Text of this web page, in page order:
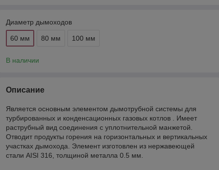
Диаметр дымоходов
60 мм 80 мм 100 мм
В наличии
Описание
Является основным элементом дымотрубной системы для
турбированных и конденсационных газовых котлов . Имеет
раструбный вид соединения с уплотнительной манжетой.
Отводит продукты горения на горизонтальных и вертикальных
участках дымохода. Элемент изготовлен из нержавеющей
стали AISI 316, толщиной металла 0.5 мм.